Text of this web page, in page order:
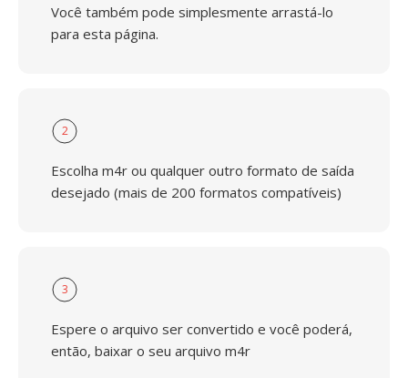
Você também pode simplesmente arrastá-lo
para esta página.
2
Escolha m4r ou qualquer outro formato de saída
desejado (mais de 200 formatos compatíveis)
3
Espere o arquivo ser convertido e você poderá,
então, baixar o seu arquivo m4r